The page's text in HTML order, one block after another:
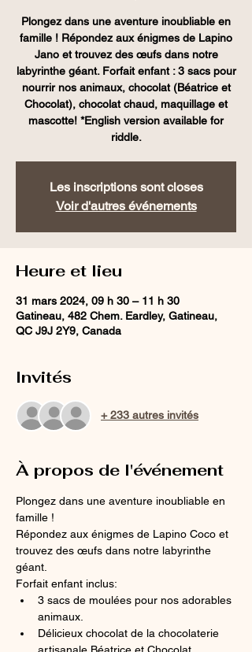
Plongez dans une aventure inoubliable en
famille ! Répondez aux énigmes de Lapino
Jano et trouvez des œufs dans notre
labyrinthe géant. Forfait enfant : 3 sacs pour
nourrir nos animaux, chocolat (Béatrice et
Chocolat), chocolat chaud, maquillage et
mascotte! *English version available for
riddle.
Les inscriptions sont closes
Voir d'autres événements
Heure et lieu
31 mars 2024, 09 h 30 – 11 h 30
Gatineau, 482 Chem. Eardley, Gatineau,
QC J9J 2Y9, Canada
Invités
+ 233 autres invités
À propos de l'événement
Plongez dans une aventure inoubliable en
famille !
Répondez aux énigmes de Lapino Coco et
trouvez des œufs dans notre labyrinthe
géant.
Forfait enfant inclus:
3 sacs de moulées pour nos adorables
animaux.
Délicieux chocolat de la chocolaterie
artisanale Béatrice et Chocolat